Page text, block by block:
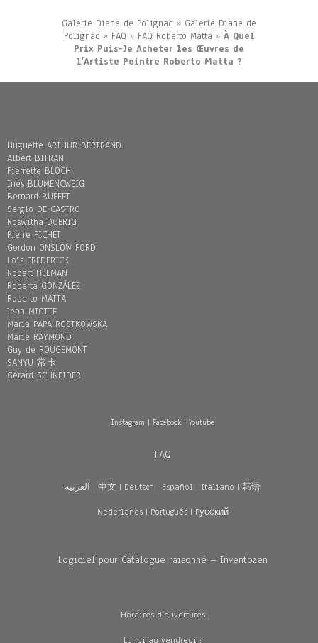
Galerie Diane de Polignac » Galerie Diane de
Polignac » FAQ » FAQ Roberto Matta » À Quel
Prix Puis-Je Acheter les Œuvres de
l’Artiste Peintre Roberto Matta ?
Huguette ARTHUR BERTRAND
Albert BITRAN
Pierrette BLOCH
Inès BLUMENCWEIG
Bernard BUFFET
Sergio DE CASTRO
Roswitha DOERIG
Pierre FICHET
Gordon ONSLOW FORD
Loïs FREDERICK
Robert HELMAN
Roberta GONZÁLEZ
Roberto MATTA
Jean MIOTTE
Maria PAPA ROSTKOWSKA
Marie RAYMOND
Guy de ROUGEMONT
SANYU 常玉
Gérard SCHNEIDER
Instagram | Facebook| Youtube
FAQ
العربية | 中文 | Deutsch | Español | Italiano | 韩语
Nederlands| Português| Pусский
Logiciel pour Catalogue raisonné – Inventozen
Horaires d'ouvertures
Lundi au vendredi :